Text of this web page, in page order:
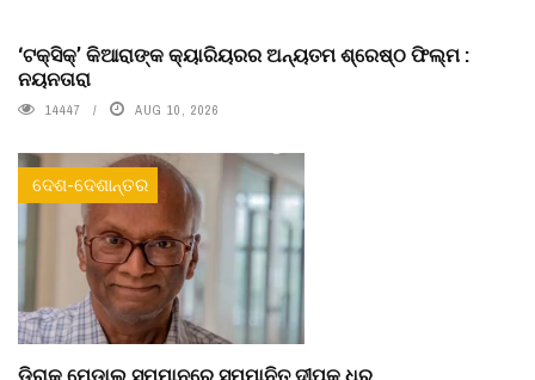
‘ଟକ୍ସିକ୍’ କିଆରାଙ୍କ କ୍ୟାରିୟରର ଅନ୍ୟତମ ଶ୍ରେଷ୍ଠ ଫିଲ୍ମ :
ନୟନତାରା
14447 AUG 10, 2026
ଦେଶ-ଦେଶାନ୍ତର
ଡିରାକ୍ ମେଡାଲ ସମ୍ମାନରେ ସମ୍ମାନିତ ଦୀପକ ଧର